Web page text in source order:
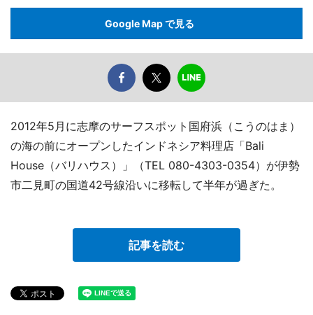
Google Map で見る
2012年5月に志摩のサーフスポット国府浜（こうのはま）
の海の前にオープンしたインドネシア料理店「Bali
House（バリハウス）」（TEL 080-4303-0354）が伊勢
市二見町の国道42号線沿いに移転して半年が過ぎた。
記事を読む